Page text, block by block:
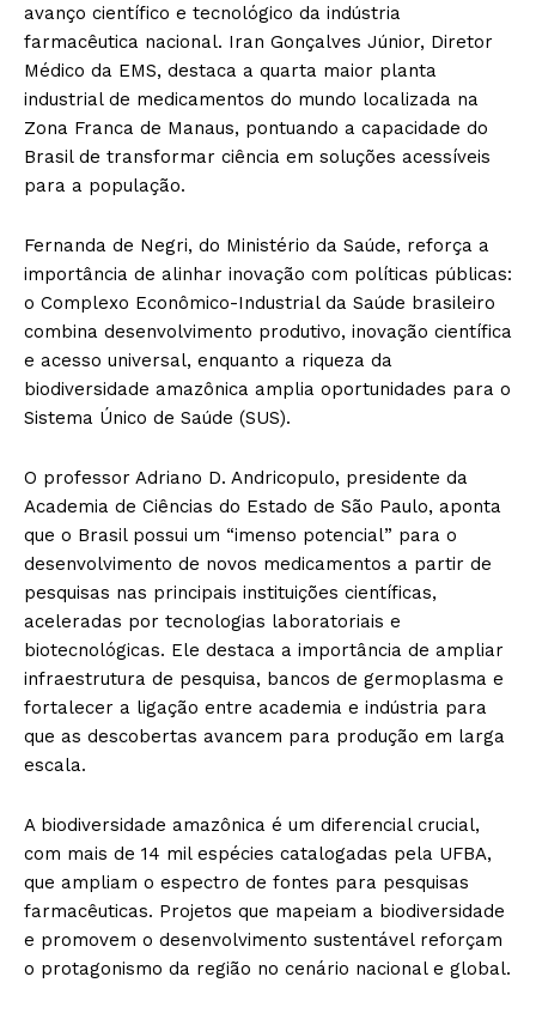
avanço científico e tecnológico da indústria
farmacêutica nacional. Iran Gonçalves Júnior, Diretor
Médico da EMS, destaca a quarta maior planta
industrial de medicamentos do mundo localizada na
Zona Franca de Manaus, pontuando a capacidade do
Brasil de transformar ciência em soluções acessíveis
para a população.
Fernanda de Negri, do Ministério da Saúde, reforça a
importância de alinhar inovação com políticas públicas:
o Complexo Econômico-Industrial da Saúde brasileiro
combina desenvolvimento produtivo, inovação científica
e acesso universal, enquanto a riqueza da
biodiversidade amazônica amplia oportunidades para o
Sistema Único de Saúde (SUS).
O professor Adriano D. Andricopulo, presidente da
Academia de Ciências do Estado de São Paulo, aponta
que o Brasil possui um “imenso potencial” para o
desenvolvimento de novos medicamentos a partir de
pesquisas nas principais instituições científicas,
aceleradas por tecnologias laboratoriais e
biotecnológicas. Ele destaca a importância de ampliar
infraestrutura de pesquisa, bancos de germoplasma e
fortalecer a ligação entre academia e indústria para
que as descobertas avancem para produção em larga
escala.
A biodiversidade amazônica é um diferencial crucial,
com mais de 14 mil espécies catalogadas pela UFBA,
que ampliam o espectro de fontes para pesquisas
farmacêuticas. Projetos que mapeiam a biodiversidade
e promovem o desenvolvimento sustentável reforçam
o protagonismo da região no cenário nacional e global.